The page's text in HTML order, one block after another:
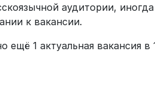
аудитории,
к вакансии.
1 актуальная вакансия в